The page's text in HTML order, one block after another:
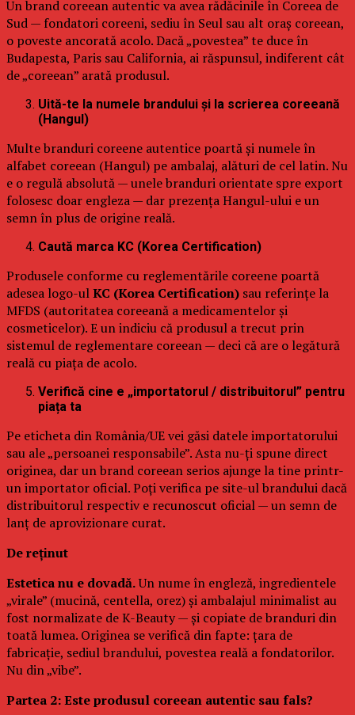
Un brand coreean autentic va avea rădăcinile în Coreea de
Sud — fondatori coreeni, sediu în Seul sau alt oraș coreean,
o poveste ancorată acolo. Dacă „povestea” te duce în
Budapesta, Paris sau California, ai răspunsul, indiferent cât
de „coreean” arată produsul.
Uită-te la numele brandului și la scrierea coreeană
(Hangul)
Multe branduri coreene autentice poartă și numele în
alfabet coreean (Hangul) pe ambalaj, alături de cel latin. Nu
e o regulă absolută — unele branduri orientate spre export
folosesc doar engleza — dar prezența Hangul-ului e un
semn în plus de origine reală.
Caută marca KC (Korea Certification)
Produsele conforme cu reglementările coreene poartă
adesea logo-ulKC (Korea Certification) sau referințe la
MFDS (autoritatea coreeană a medicamentelor și
cosmeticelor). E un indiciu că produsul a trecut prin
sistemul de reglementare coreean — deci că are o legătură
reală cu piața de acolo.
Verifică cine e „importatorul / distribuitorul” pentru
piața ta
Pe eticheta din România/UE vei găsi datele importatorului
sau ale „persoanei responsabile”. Asta nu-ți spune direct
originea, dar un brand coreean serios ajunge la tine printr-
un importator oficial. Poți verifica pe site-ul brandului dacă
distribuitorul respectiv e recunoscut oficial — un semn de
lanț de aprovizionare curat.
De reținut
Estetica nu e dovadă.Un nume în engleză, ingredientele
„virale” (mucină, centella, orez) și ambalajul minimalist au
fost normalizate de K-Beauty — și copiate de branduri din
toată lumea. Originea se verifică din fapte: țara de
fabricație, sediul brandului, povestea reală a fondatorilor.
Nu din „vibe”.
Partea 2: Este produsul coreean autentic sau fals?